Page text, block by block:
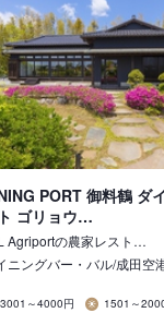
PORT 御料鶴 ダ
ゴリョウ…
Agriportの農家レスト…
ニングバー・バル/成田空
3001～4000円 1501～